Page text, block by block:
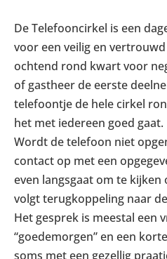
De Telefooncirkel is een
voor een veilig en
ochtend rond kwart voor
of gastheer de eerste
telefoontje de hele cirkel
het met iedereen goed gaat.
Wordt de telefoon niet
contact op met een
even langsgaat om te kijken
volgt terugkoppeling naar
Het gesprek is meestal een
“goedemorgen” en een
soms met een gezellig